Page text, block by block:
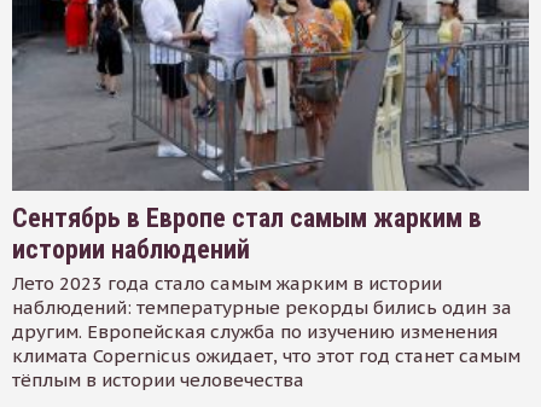
Сентябрь в Европе стал самым жарким в
истории наблюдений
Лето 2023 года стало самым жарким в истории
наблюдений: температурные рекорды бились один за
другим. Европейская служба по изучению изменения
климата Copernicus ожидает, что этот год станет самым
тёплым в истории человечества